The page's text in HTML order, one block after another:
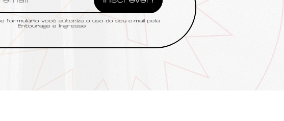
formulário você autoriza o uso do seu e-mail pela
Entourage e Ingresse